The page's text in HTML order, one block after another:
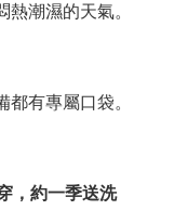
熱潮濕的天氣。
都有專屬口袋。
，約一季送洗